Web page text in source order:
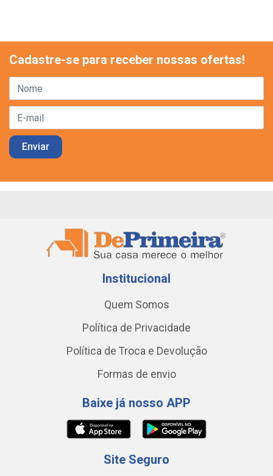
Cadastre-se para receber nossas ofertas!
Institucional
Quem Somos
Política de Privacidade
Política de Troca e Devolução
Formas de envio
Baixe já nosso APP
Site Seguro